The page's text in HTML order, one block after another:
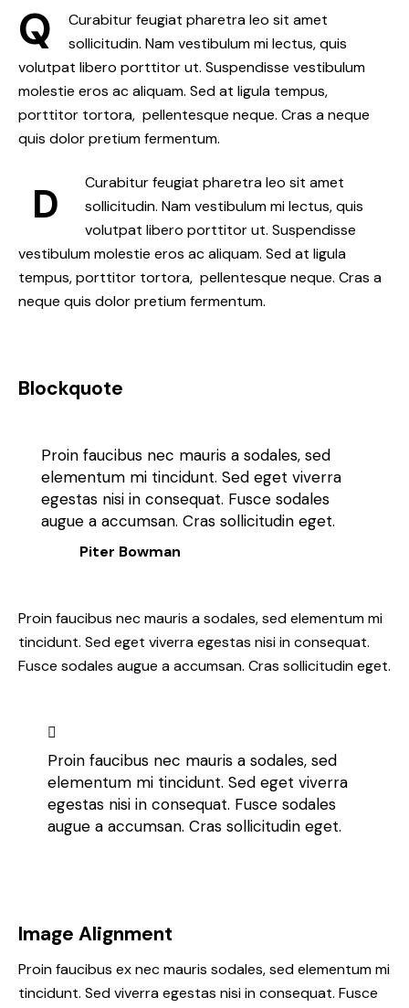
Q
Curabitur feugiat pharetra leo sit amet
sollicitudin. Nam vestibulum mi lectus, quis
volutpat libero porttitor ut. Suspendisse vestibulum
molestie eros ac aliquam. Sed at ligula tempus,
porttitor tortora, pellentesque neque. Cras a neque
quis dolor pretium fermentum.
D
Curabitur feugiat pharetra leo sit amet
sollicitudin. Nam vestibulum mi lectus, quis
volutpat libero porttitor ut. Suspendisse
vestibulum molestie eros ac aliquam. Sed at ligula
tempus, porttitor tortora, pellentesque neque. Cras a
neque quis dolor pretium fermentum.
Blockquote
Proin faucibus nec mauris a sodales, sed
elementum mi tincidunt. Sed eget viverra
egestas nisi in consequat. Fusce sodales
augue a accumsan. Cras sollicitudin eget.
Piter Bowman
Proin faucibus nec mauris a sodales, sed elementum mi
tincidunt. Sed eget viverra egestas nisi in consequat.
Fusce sodales augue a accumsan. Cras sollicitudin eget.
Proin faucibus nec mauris a sodales, sed
elementum mi tincidunt. Sed eget viverra
egestas nisi in consequat. Fusce sodales
augue a accumsan. Cras sollicitudin eget.
Image Alignment
Proin faucibus ex nec mauris sodales, sed elementum mi
tincidunt. Sed viverra egestas nisi in consequat. Fusce